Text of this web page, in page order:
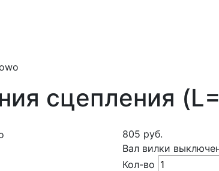
сцепления
805 руб.
Вал вилки
Кол-во